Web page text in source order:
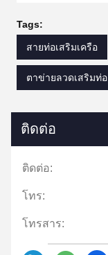
Tags:
สายท่อเสริมเครือ
ตาข่ายลวดเสริมท่อ
ติดต่อ
ติดต่อ:
โทร:
โทรสาร: